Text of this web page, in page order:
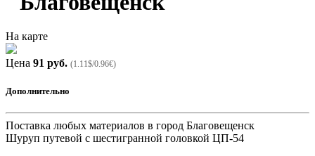
На карте
Цена 91 руб. (1.11$/0.96€)
Дополнительно
Поставка любых материалов в город Благовещенск
Шуруп путевой с шестигранной головкой ЦП-54